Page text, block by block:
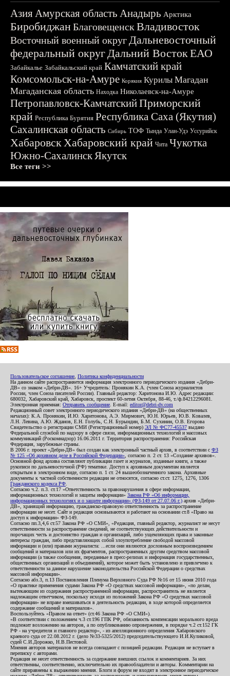
АзияАмурская область Анадырь Арктика
БиробиджанБлаговещенскВладивосток
Восточный военный округДальневосточный
федеральный округДальний ВостокЕАО
Забайкалье Забайкальский край Камчатский край
Комсомольск-на-Амуре Корякия Курилы Магадан
Магаданская область Находка Николаевск-на-Амуре
Петропавловск-КамчатскийПриморский
край Республика Бурятия Республика Саха (Якутия)
Сахалинская область Сибирь ТОФ Тында Улан-Удэ Уссурийск
ХабаровскХабаровский край Чита Чукотка
Южно-СахалинскЯкутск
Все теги >>
Пользовательское соглашение Политика конфиденциальности
На данном сайте распространяется информация электронного периодического издания «Дебри-
ДВ» со знаком «Дебри-ДВ». 16+ Учредитель: Пронякин К.А. (член Союза журналистов
России, член Союза писателей России). Главный редактор: Харитонова И.Ю. Адрес редакции:
680032, Хабаровский край, Хабаровск, проспект 60-летия Октября, 88-46, т./ф.84212296081.
Электронная приемная: Отправить сообщение . E-mail: editor@debri-dv.com
Редакционный совет электронного периодического издания «Дебри-ДВ» (на общественных
началах): К.А. Пронякин, И.Ю. Харитонова, А.Э. Мирмович, Ю.Н. Юрьев, Ю.В. Ковалев,
Л.Н. Левина, А.Ю. Жданов, Е.Н. Голубь, С.Н. Бурындин, Б.М. Сухинин, О.В. Егорова
Свидетельство о регистрации СМИ (Регистрационный номер) ЭЛ № ФС77-45537 выдано
Федеральной службой по надзору в сфере связи, информационных технологий и массовых
коммуникаций (Роскомнадзор) 16.06.2011 г. Территория распространения: Российская
Федерация, зарубежные страны.
В 2006 г. проект «Дебри-ДВ» был создан как электронный частный архив, в соответствии с ФЗ
№ 125 «Об архивном деле в Российской Федерации» , согласно п. 2 ст. 13 «Создание архивов».
Основной фонд архива составляют публикации газет и журналов, изданные книги, а также
рукописи по дальневосточной (РФ) тематике. Доступ к архивным документам является
открытым в электронном виде, согласно п. 1 ст. 24 вышеобозначенного закона. Архивные
документы к частной собственности редакции не относятся, согласно ст.ст. 1275, 1276, 1306
Гражданского кодекса РФ
Согласно ч.2. п.3. ст.17 «Ответственность за правонарушения в сфере информации,
информационных технологий и защиты информации» Закона РФ «Об информации,
информационных технологиях и о защите информации» (ФЗ-149 от 27.07.06 г.) архив «Дебри-
ДВ», хранящий информацию, гражданско-правовую ответственность за распространение
информации не несет. Сайт и редакция основываются и работают на основании ст.8 «Право на
доступ к информации» ФЗ-149.
Согласно пп.3,4,6 ст.57 Закона РФ «О СМИ», «Редакция, главный редактор, журналист не несут
ответственности за распространение сведений, не соответствующих действительности и
порочащих честь и достоинство граждан и организаций, либо ущемляющих права и законные
интересы граждан, либо представляющих собой злоупотребление свободой массовой
информации и (или) правами журналиста: ...если они являются дословным воспроизведением
сообщений и материалов или их фрагментов, распространенных другим средством массовой
информации (а также сообщения, переданные в пресс-релизах и информация государственных,
общественных организаций и объединений), которое может быть установлено и привлечено к
ответственности за данное нарушение законодательства Российской Федерации о средствах
массовой информации».
Согласно абз.3, п.13 Постановления Пленума Верховного Суда РФ №16 от 15 июня 2010 года
«О практике применения судами Закона РФ «О средствах массовой информации», «по делам,
вытекающим из содержания распространенной информации, распространитель не является
надлежащим ответчиком, поскольку исходя из положений Закона РФ «О средствах массовой
информации» не вправе вмешиваться в деятельность редакции, в ходе которой определяется
содержание сообщений и материалов».
Воспользуйтесь «Правом на ответ» (ст.46 Закона РФ «О СМИ»).
«В соответствии с положением ч.3 ст.196 ГПК РФ, обязанность компенсации морального вреда
подлежит возложению на авторов, а по опубликованию опровержения, в порядке ч.2 ст.152 ГК
РФ - на учредителя и главного редактор», - из апелляционного определения Хабаровского
краевого суда от 22.08.2012 г. (дело №33-5325/2012) председательствующего И.И.Куликовой,
судей С.И.Дорожко, Н.В.Пестовой.
Мнения авторов материалов не всегда совпадают с позицией редакции. Редакция не вступает в
переписку с авторами.
Редакция не несет ответственность за содержание внешних ссылок и комментариев. За них
ответственны, соответственно, исключительно их правообладатели и авторы. Комментарии на
сайте приравнены к выражению мнения. Блоги и форум не входят в электронное периодическое